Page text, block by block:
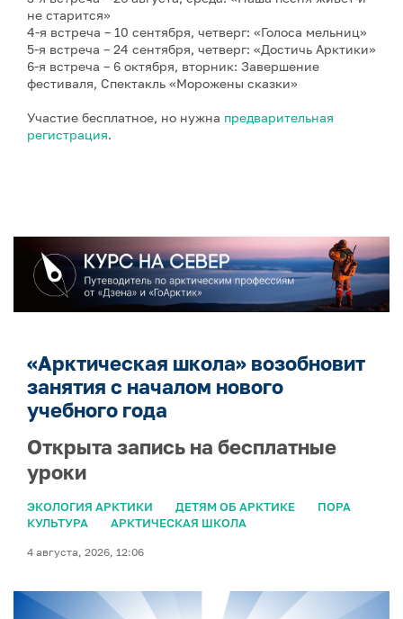
не старится»
4-я встреча – 10 сентября, четверг: «Голоса мельниц»
5-я встреча – 24 сентября, четверг: «Достичь Арктики»
6-я встреча – 6 октября, вторник: Завершение
фестиваля, Спектакль «Морожены сказки»
Участие бесплатное, но нужна предварительная
регистрация.
«Арктическая школа» возобновит
занятия с началом нового
учебного года
Открыта запись на бесплатные
уроки
ЭКОЛОГИЯ АРКТИКИ ДЕТЯМ ОБ АРКТИКЕ
ПОРА
КУЛЬТУРА
АРКТИЧЕСКАЯ ШКОЛА
4 августа, 2026, 12:06